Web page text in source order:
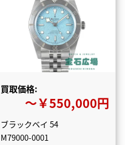
買取価格:
〜￥550,000円
ブラックベイ 54
M79000-0001